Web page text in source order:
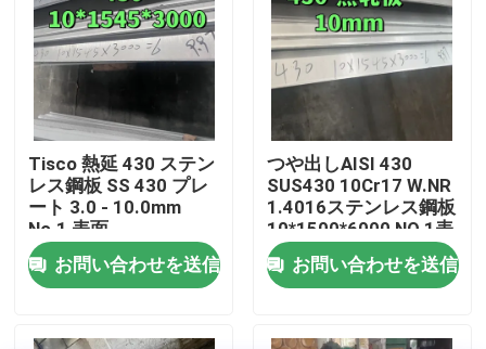
製品
ビデオ
わたしたち に つい て
工場ツアー
品質管理
Tisco 熱延 430 ステン
レス鋼板 SS 430 プレ
ート 3.0 - 10.0mm
No.1 表面
お問い合わせを送信
つや出しAISI 430
SUS430 10Cr17 W.NR
1.4016ステンレス鋼板
10*1500*6000 NO.1表
面
お問い合わせを送信